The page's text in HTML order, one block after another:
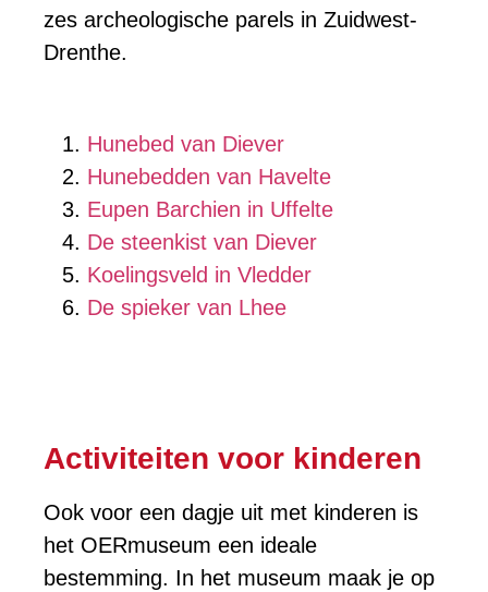
zes archeologische parels in Zuidwest-
Drenthe.
Hunebed van Diever
Hunebedden van Havelte
Eupen Barchien in Uffelte
De steenkist van Diever
Koelingsveld in Vledder
De spieker van Lhee
Activiteiten voor kinderen
Ook voor een dagje uit met kinderen is
het OERmuseum een ideale
bestemming. In het museum maak je op